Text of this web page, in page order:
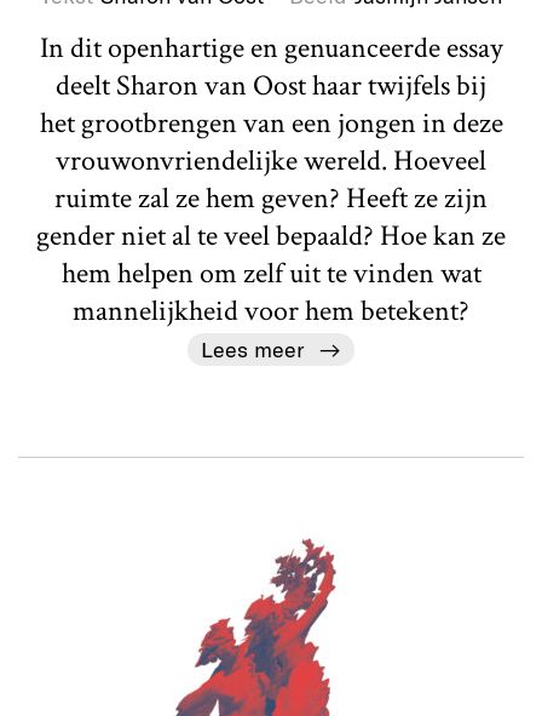
In dit openhartige en genuanceerde essay
deelt Sharon van Oost haar twijfels bij
het grootbrengen van een jongen in deze
vrouwonvriendelijke wereld. Hoeveel
ruimte zal ze hem geven? Heeft ze zijn
gender niet al te veel bepaald? Hoe kan ze
hem helpen om zelf uit te vinden wat
mannelijkheid voor hem betekent?
Lees meer